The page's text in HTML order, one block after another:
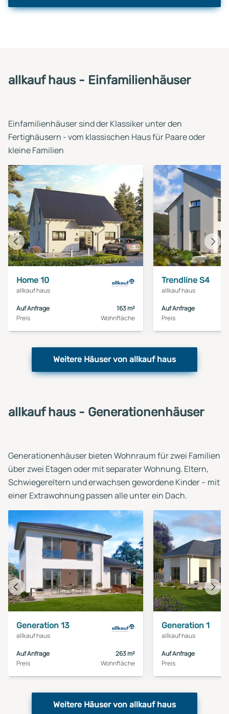
allkauf haus - Einfamilienhäuser
Einfamilienhäuser sind der Klassiker unter den
Fertighäusern - vom klassischen Haus für Paare oder
kleine Familien
Home 10
allkauf haus
Auf Anfrage
Preis
163 m²
Wohnfläche
Trendline S4
allkauf haus
Auf Anfrage
Preis
Vorheriges
Haus
Haus
Weitere Häuser von allkauf haus
allkauf haus - Generationenhäuser
Generationenhäuser bieten Wohnraum für zwei Familien
über zwei Etagen oder mit separater Wohnung. Eltern,
Schwiegereltern und erwachsen gewordene Kinder – mit
einer Extrawohnung passen alle unter ein Dach.
Generation 13
allkauf haus
Auf Anfrage
Preis
263 m²
Wohnfläche
Generation 1
allkauf haus
Auf Anfrage
Preis
Vorheriges
Haus
Haus
Weitere Häuser von allkauf haus